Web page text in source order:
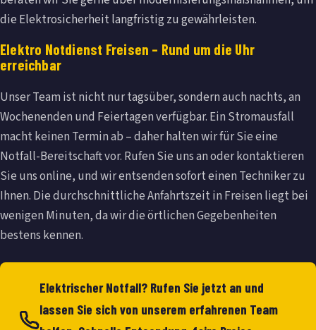
die Elektrosicherheit langfristig zu gewährleisten.
Elektro Notdienst Freisen – Rund um die Uhr
erreichbar
Unser Team ist nicht nur tagsüber, sondern auch nachts, an
Wochenenden und Feiertagen verfügbar. Ein Stromausfall
macht keinen Termin ab – daher halten wir für Sie eine
Notfall-Bereitschaft vor. Rufen Sie uns an oder kontaktieren
Sie uns online, und wir entsenden sofort einen Techniker zu
Ihnen. Die durchschnittliche Anfahrtszeit in Freisen liegt bei
wenigen Minuten, da wir die örtlichen Gegebenheiten
bestens kennen.
Elektrischer Notfall? Rufen Sie jetzt an und
lassen Sie sich von unserem erfahrenen Team